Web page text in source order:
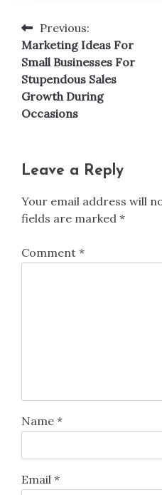
Post
navigation
Previous:
Marketing Ideas For
Small Businesses For
Stupendous Sales
Growth During
Occasions
Leave a Reply
Your email address will
fields are marked *
Comment *
Name *
Email *